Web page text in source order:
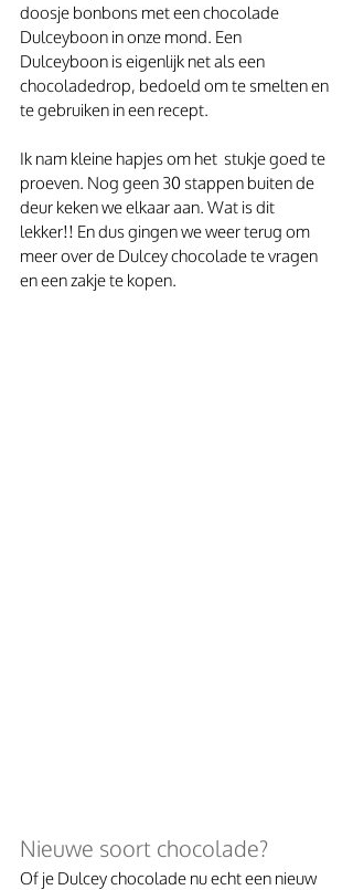
doosje bonbons met een chocolade
Dulceyboon in onze mond. Een
Dulceyboon is eigenlijk net als een
chocoladedrop, bedoeld om te smelten en
te gebruiken in een recept.
Ik nam kleine hapjes om het  stukje goed te
proeven. Nog geen 30 stappen buiten de
deur keken we elkaar aan. Wat is dit
lekker!! En dus gingen we weer terug om
meer over de Dulcey chocolade te vragen
en een zakje te kopen.
Nieuwe soort chocolade?
Of je Dulcey chocolade nu echt een nieuw